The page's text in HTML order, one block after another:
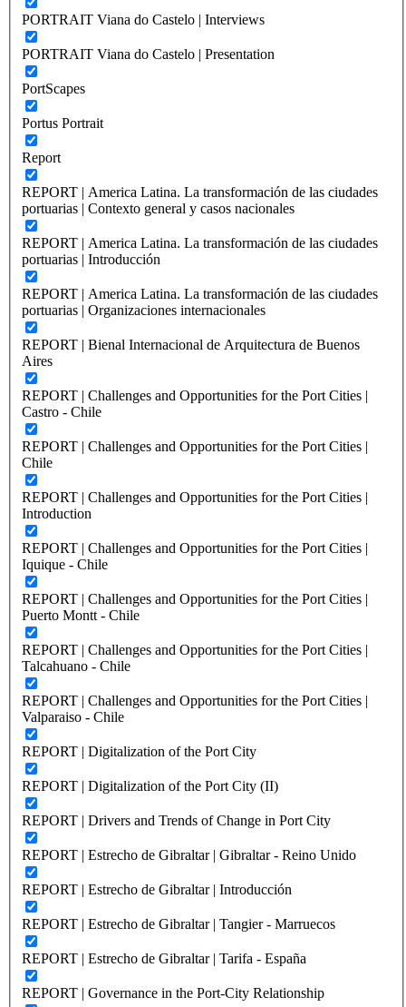
PORTRAIT Viana do Castelo | Interviews
PORTRAIT Viana do Castelo | Presentation
PortScapes
Portus Portrait
Report
REPORT | America Latina. La transformación de las ciudades
portuarias | Contexto general y casos nacionales
REPORT | America Latina. La transformación de las ciudades
portuarias | Introducción
REPORT | America Latina. La transformación de las ciudades
portuarias | Organizaciones internacionales
REPORT | Bienal Internacional de Arquitectura de Buenos
Aires
REPORT | Challenges and Opportunities for the Port Cities |
Castro - Chile
REPORT | Challenges and Opportunities for the Port Cities |
Chile
REPORT | Challenges and Opportunities for the Port Cities |
Introduction
REPORT | Challenges and Opportunities for the Port Cities |
Iquique - Chile
REPORT | Challenges and Opportunities for the Port Cities |
Puerto Montt - Chile
REPORT | Challenges and Opportunities for the Port Cities |
Talcahuano - Chile
REPORT | Challenges and Opportunities for the Port Cities |
Valparaiso - Chile
REPORT | Digitalization of the Port City
REPORT | Digitalization of the Port City (II)
REPORT | Drivers and Trends of Change in Port City
REPORT | Estrecho de Gibraltar | Gibraltar - Reino Unido
REPORT | Estrecho de Gibraltar | Introducción
REPORT | Estrecho de Gibraltar | Tangier - Marruecos
REPORT | Estrecho de Gibraltar | Tarifa - España
REPORT | Governance in the Port-City Relationship